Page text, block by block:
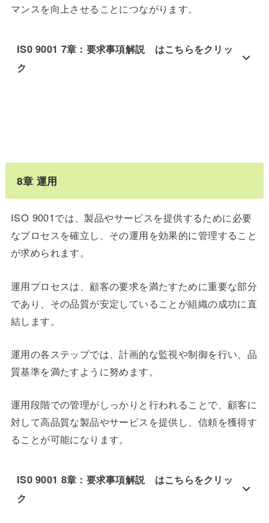
マンスを向上させることにつながります。
IS0 9001 7章：要求事項解説 はこちらをクリッ
ク
8章 運用
ISO 9001では、製品やサービスを提供するために必要
なプロセスを確立し、その運用を効果的に管理すること
が求められます。
運用プロセスは、顧客の要求を満たすために重要な部分
であり、その品質が安定していることが組織の成功に直
結します。
運用の各ステップでは、計画的な監視や制御を行い、品
質基準を満たすように努めます。
運用段階での管理がしっかりと行われることで、顧客に
対して高品質な製品やサービスを提供し、信頼を獲得す
ることが可能になります。
IS0 9001 8章：要求事項解説 はこちらをクリッ
ク